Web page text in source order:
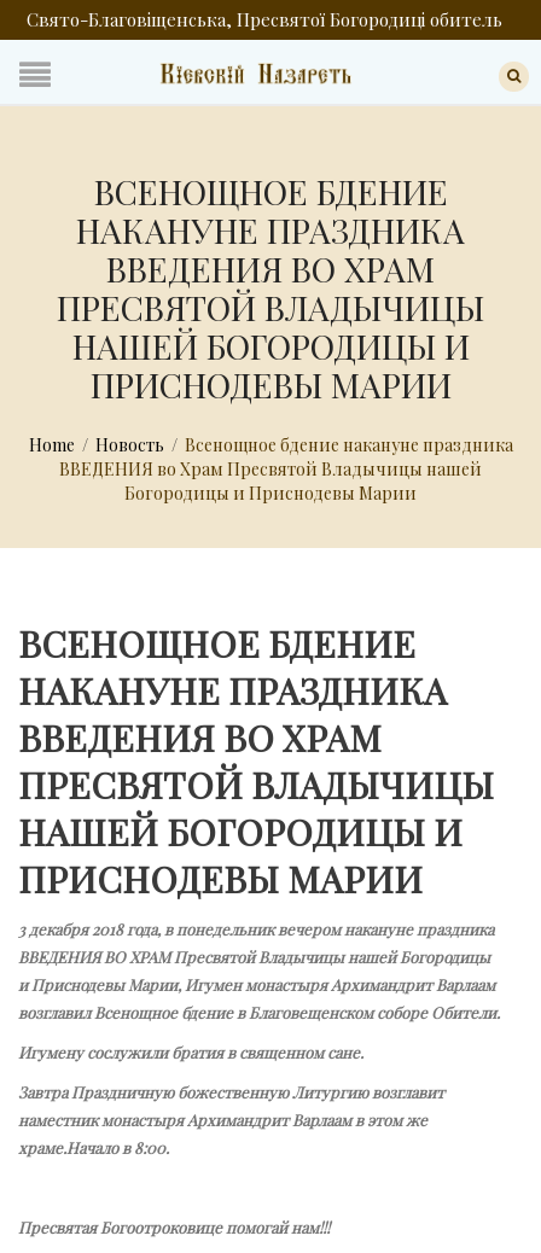
Свято-Благовіщенська, Пресвятої Богородиці обитель
ВСЕНОЩНОЕ БДЕНИЕ
НАКАНУНЕ ПРАЗДНИКА
ВВЕДЕНИЯ ВО ХРАМ
ПРЕСВЯТОЙ ВЛАДЫЧИЦЫ
НАШЕЙ БОГОРОДИЦЫ И
ПРИСНОДЕВЫ МАРИИ
Home / Новость / Всенощное бдение накануне праздника
ВВЕДЕНИЯ во Храм Пресвятой Владычицы нашей
Богородицы и Приснодевы Марии
ВСЕНОЩНОЕ БДЕНИЕ
НАКАНУНЕ ПРАЗДНИКА
ВВЕДЕНИЯ ВО ХРАМ
ПРЕСВЯТОЙ ВЛАДЫЧИЦЫ
НАШЕЙ БОГОРОДИЦЫ И
ПРИСНОДЕВЫ МАРИИ
3 декабря 2018 года, в понедельник вечером накануне праздника
ВВЕДЕНИЯ ВО ХРАМ Пресвятой Владычицы нашей Богородицы
и Приснодевы Марии, Игумен монастыря Архимандрит Варлаам
возглавил Всенощное бдение в Благовещенском соборе Обители.
Игумену сослужили братия в священном сане.
Завтра Праздничную божественную Литургию возглавит
наместник монастыря Архимандрит Варлаам в этом же
храме.Начало в 8:00.
Пресвятая Богоотроковице помогай нам!!!